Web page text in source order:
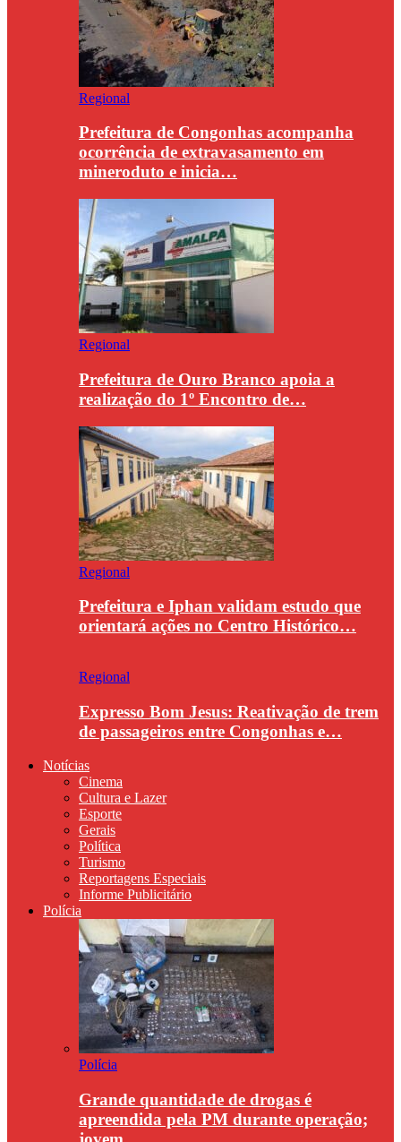
Regional
Prefeitura de Congonhas acompanha
ocorrência de extravasamento em
mineroduto e inicia…
Regional
Prefeitura de Ouro Branco apoia a
realização do 1º Encontro de…
Regional
Prefeitura e Iphan validam estudo que
orientará ações no Centro Histórico…
Regional
Expresso Bom Jesus: Reativação de trem
de passageiros entre Congonhas e…
Notícias
Cinema
Cultura e Lazer
Esporte
Gerais
Política
Turismo
Reportagens Especiais
Informe Publicitário
Polícia
Polícia
Grande quantidade de drogas é
apreendida pela PM durante operação;